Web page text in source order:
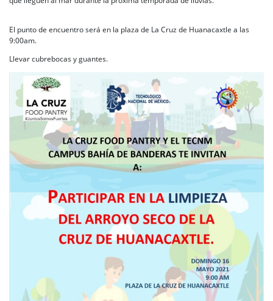
El punto de encuentro será en la plaza de La Cruz de Huanacaxtle a las
9:00am.
Llevar cubrebocas y guantes.